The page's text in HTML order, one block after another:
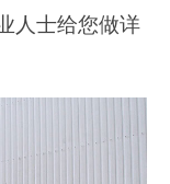
人士给您做详